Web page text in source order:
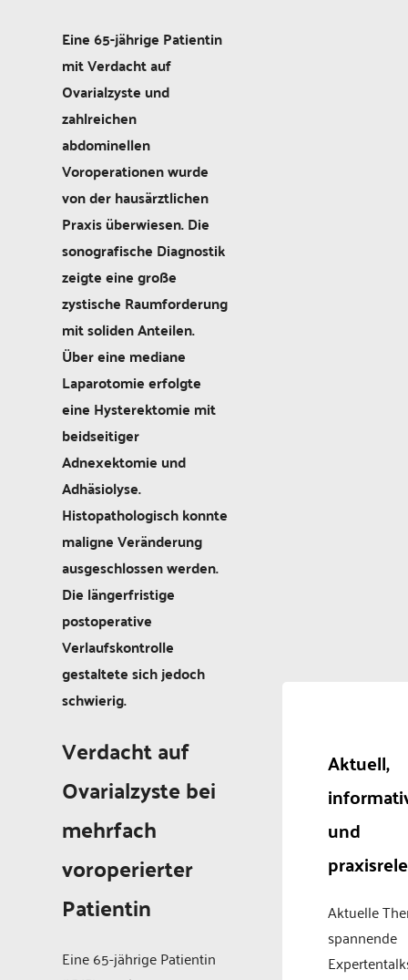
Eine 65-jährige Patientin
mit Verdacht auf
Ovarialzyste und
zahlreichen
abdominellen
Voroperationen wurde
von der hausärztlichen
Praxis überwiesen. Die
sonografische Diagnostik
zeigte eine große
zystische Raumforderung
mit soliden Anteilen.
Über eine mediane
Laparotomie erfolgte
eine Hysterektomie mit
beidseitiger
Adnexektomie und
Adhäsiolyse.
Histopathologisch konnte
maligne Veränderung
ausgeschlossen werden.
Die längerfristige
postoperative
Verlaufskontrolle
gestaltete sich jedoch
schwierig.
Verdacht auf
Ovarialzyste bei
mehrfach
voroperierter
Patientin
Eine 65-jährige Patientin
Aktuell,
und
Aktuelle
spannende